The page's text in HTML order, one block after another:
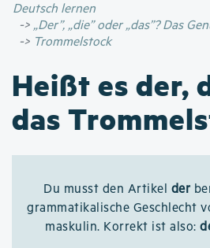
Deutsch lernen
„Der”, „die” oder „das”? Das
Trommelstock
Heißt es der,
das
Du musst den Artikel der
grammatikalische Geschlecht
maskulin. Korrekt ist also: